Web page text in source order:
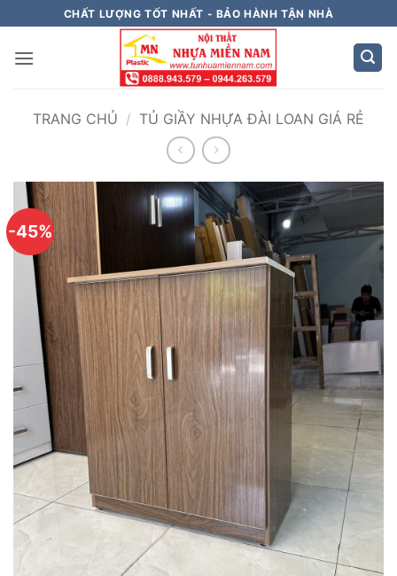
qua
nội
CHẤT LƯỢNG TỐT NHẤT - BẢO HÀNH TẬN NHÀ
TRANG CHỦ / TỦ GIẦY NHỰA ĐÀI LOAN GIÁ RẺ
-45%